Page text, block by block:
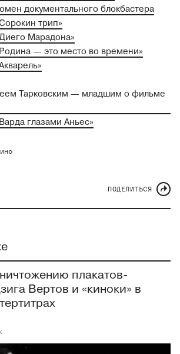
документального блокбастера
трип»
Марадона»
— это место во времени»
Тарковским — младшим о фильме
глазами Аньес»
ПОДЕЛИТЬСЯ
плакатов-
Вертов и «киноки» в